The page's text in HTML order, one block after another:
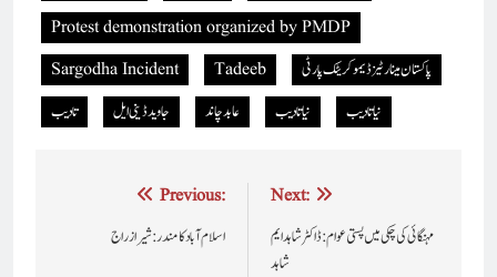
Protest demonstration organized by PMDP
Sargodha Incident
Tadeeb
پاکستان مینارٹیز ڈیموکریٹک پارٹی
تادیب
جاوید ڈینی ایل عابد چاند نیا تادیب نیاتادیب
navigation
Previous:
اسلام آباد کا مندر : شیراز راج
Next:
مہنگائی کی چکی میں پستی عوام: ڈاکٹر شاہد ایم
شاہد